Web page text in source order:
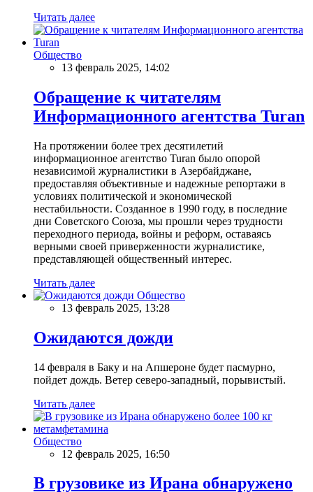
Читать далее
Общество
13 февраль 2025, 14:02
Обращение к читателям
Информационного агентства Turan
На протяжении более трех десятилетий
информационное агентство Turan было опорой
независимой журналистики в Азербайджане,
предоставляя объективные и надежные репортажи в
условиях политической и экономической
нестабильности. Созданное в 1990 году, в последние
дни Советского Союза, мы прошли через трудности
переходного периода, войны и реформ, оставаясь
верными своей приверженности журналистике,
представляющей общественный интерес.
Читать далее
Общество
13 февраль 2025, 13:28
Ожидаются дожди
14 февраля в Баку и на Апшероне будет пасмурно,
пойдет дождь. Ветер северо-западный, порывистый.
Читать далее
Общество
12 февраль 2025, 16:50
В грузовике из Ирана обнаружено